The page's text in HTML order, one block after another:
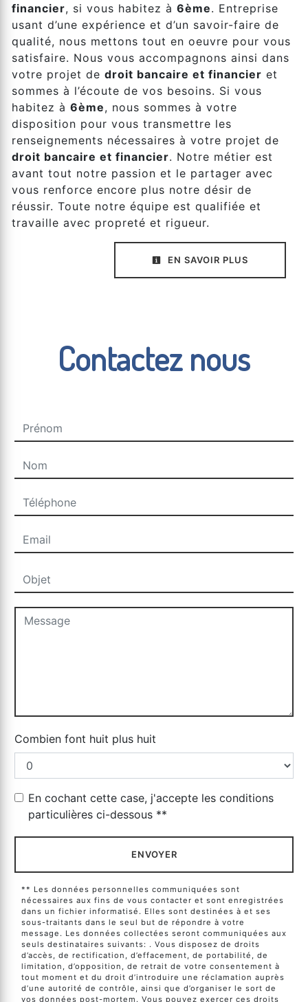
financier, si vous habitez à 6ème. Entreprise
usant d’une expérience et d’un savoir-faire de
qualité, nous mettons tout en oeuvre pour vous
satisfaire. Nous vous accompagnons ainsi dans
votre projet de droit bancaire et financier et
sommes à l’écoute de vos besoins. Si vous
habitez à 6ème, nous sommes à votre
disposition pour vous transmettre les
renseignements nécessaires à votre projet de
droit bancaire et financier. Notre métier est
avant tout notre passion et le partager avec
vous renforce encore plus notre désir de
réussir. Toute notre équipe est qualifiée et
travaille avec propreté et rigueur.
EN SAVOIR PLUS
Contactez nous
Combien font huit plus huit
En cochant cette case, j'accepte les conditions
particulières ci-dessous **
ENVOYER
** Les données personnelles communiquées sont
nécessaires aux fins de vous contacter et sont enregistrées
dans un fichier informatisé. Elles sont destinées à et ses
sous-traitants dans le seul but de répondre à votre
message. Les données collectées seront communiquées aux
seuls destinataires suivants: . Vous disposez de droits
d’accès, de rectification, d’effacement, de portabilité, de
limitation, d’opposition, de retrait de votre consentement à
tout moment et du droit d’introduire une réclamation auprès
d’une autorité de contrôle, ainsi que d’organiser le sort de
vos données post-mortem. Vous pouvez exercer ces droits